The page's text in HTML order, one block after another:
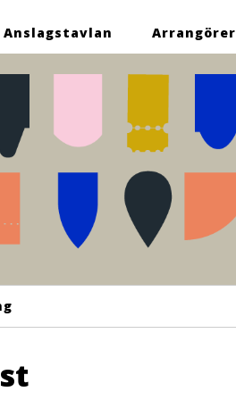
Anslagstavlan Arrangörer